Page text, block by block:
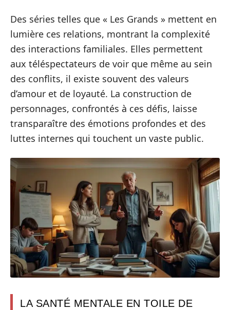
Des séries telles que « Les Grands » mettent en
lumière ces relations, montrant la complexité
des interactions familiales. Elles permettent
aux téléspectateurs de voir que même au sein
des conflits, il existe souvent des valeurs
d’amour et de loyauté. La construction de
personnages, confrontés à ces défis, laisse
transparaître des émotions profondes et des
luttes internes qui touchent un vaste public.
LA SANTÉ MENTALE EN TOILE DE